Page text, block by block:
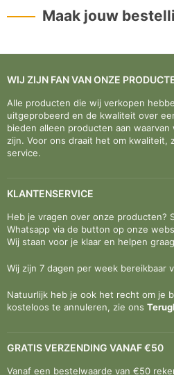
Maak jouw
WIJ ZIJN FAN VAN ONZE
Alle producten die wij verkopen
uitgeprobeerd en de kwaliteit over
bieden alleen producten aan
zijn. Voor ons draait het om kwaliteit,
service.
KLANTENSERVICE
Heb je vragen over onze producten?
Whatsapp via de button op onze
Wij staan voor je klaar en helpen
Wij zijn 7 dagen per week bereikbaar
Natuurlijk heb je ook het recht om je
kosteloos te annuleren, zie ons
GRATIS VERZENDING VANAF €50
Vanaf een bestelwaarde van €50